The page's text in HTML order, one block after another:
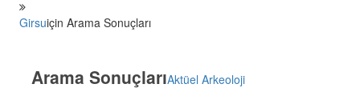
Girsuiçin Arama Sonuçları
Arama SonuçlarıAktüel Arkeoloji